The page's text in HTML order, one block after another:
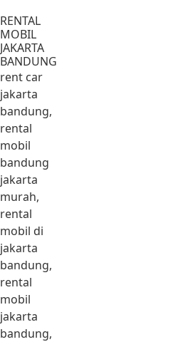
RENTAL
MOBIL
JAKARTA
BANDUNG
rent car
jakarta
bandung,
rental
mobil
bandung
jakarta
murah,
rental
mobil di
jakarta
bandung,
rental
mobil
jakarta
bandung,